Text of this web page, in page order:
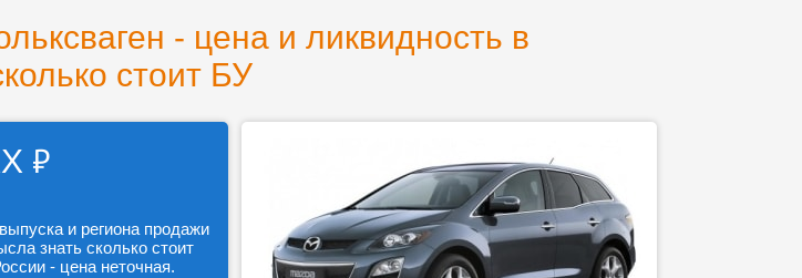
- цена и ликвидность в
стоит БУ
₽
и региона продажи
знать сколько стоит
- цена неточная.